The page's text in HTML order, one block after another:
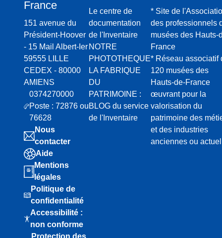
France
151 avenue du
Président-Hoover
- 15 Mail Albert-Ier
59555 LILLE
CEDEX - 80000
AMIENS
0374270000
Poste : 72876 ou
76628
Nous
contacter
Aide
Mentions
légales
Politique de
confidentialité
Accessibilité :
non conforme
Le centre de
documentation
de l'Inventaire
NOTRE
PHOTOTHEQUE
LA FABRIQUE
DU
PATRIMOINE :
BLOG du service
de l'Inventaire
* Site de
des professionnels
musées des Hauts-
France
* Réseau associatif
120 musées des
Hauts-de-France
œuvrant pour la
valorisation du
patrimoine des
et des industries
anciennes ou